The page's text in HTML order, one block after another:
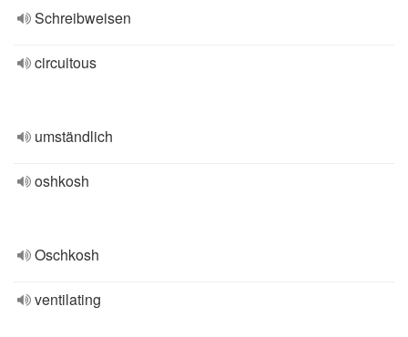
Schreibweisen
circuitous
umständlich
oshkosh
Oschkosh
ventilating